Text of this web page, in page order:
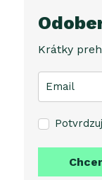
Krátky